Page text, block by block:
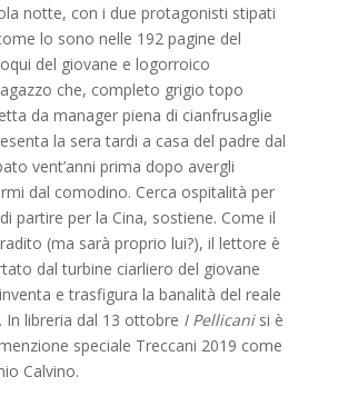
notte, con i due protagonisti stipati
lo sono nelle 192 pagine del
del giovane e logorroico
che, completo grigio topo
da manager piena di cianfrusaglie
la sera tardi a casa del padre dal
vent’anni prima dopo avergli
dal comodino. Cerca ospitalità per
partire per la Cina, sostiene. Come il
(ma sarà proprio lui?), il lettore è
dal turbine ciarliero del giovane
e trasfigura la banalità del reale
In libreria dal 13 ottobre I Pellicanisi è
speciale Treccani 2019 come
Calvino.